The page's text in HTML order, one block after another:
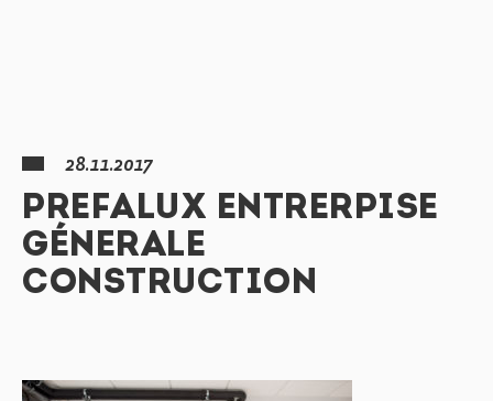
28.11.2017
PREFALUX ENTRERPISE
GÉNERALE
CONSTRUCTION